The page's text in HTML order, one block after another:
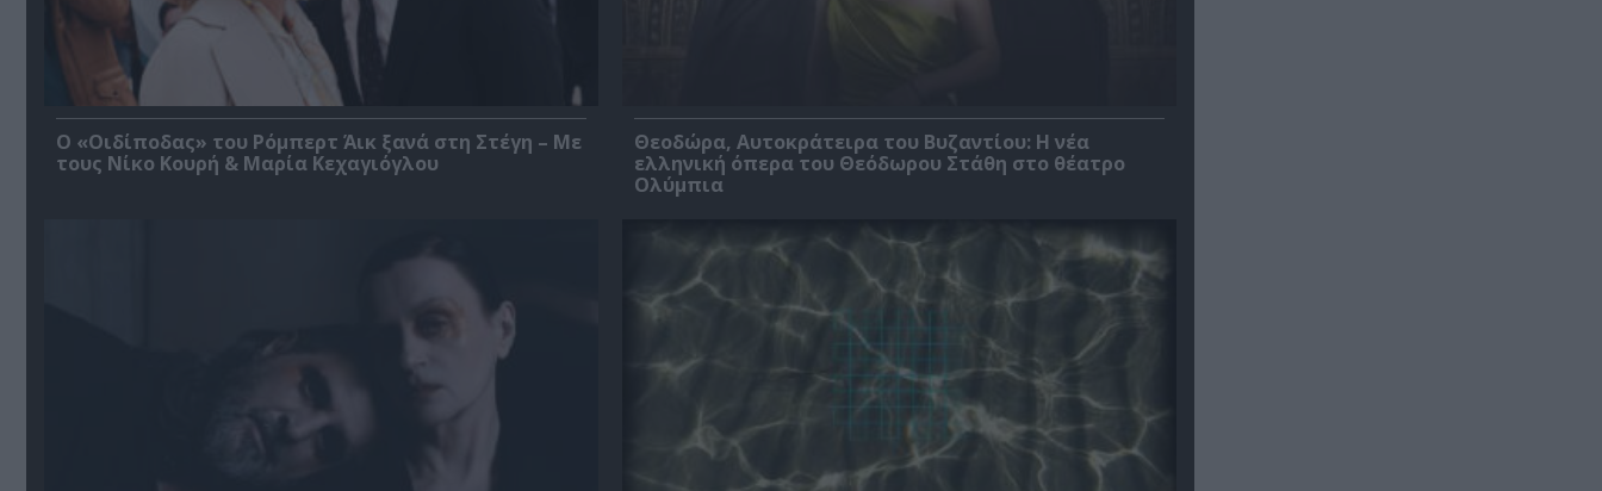
O «Οιδίποδας» του Ρόμπερτ Άικ ξανά στη Στέγη – Με
τους Νίκο Κουρή & Μαρία Κεχαγιόγλου
Θεοδώρα, Αυτοκράτειρα του Βυζαντίου: Η νέα
ελληνική όπερα του Θεόδωρου Στάθη στο θέατρο
Ολύμπια